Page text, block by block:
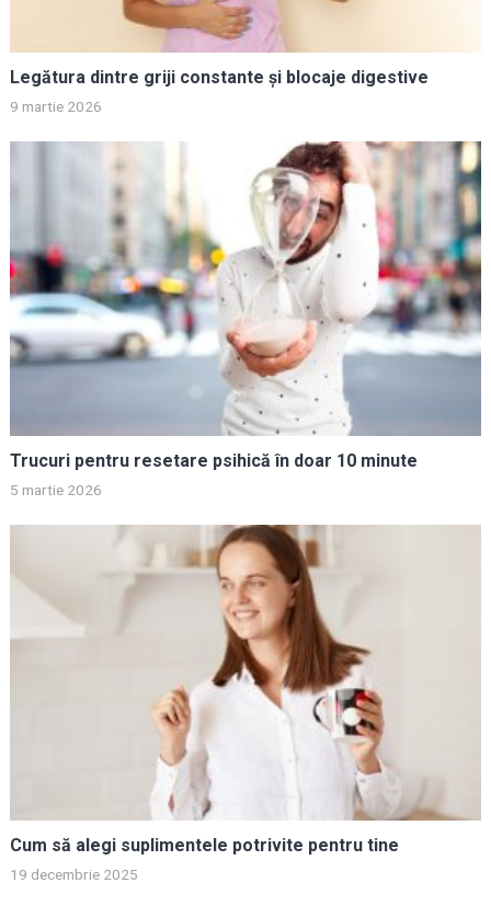
Legătura dintre griji constante și blocaje digestive
9 martie 2026
Trucuri pentru resetare psihică în doar 10 minute
5 martie 2026
Cum să alegi suplimentele potrivite pentru tine
19 decembrie 2025